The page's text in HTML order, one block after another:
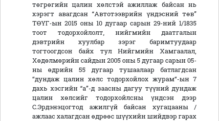
төгрөгийн цалин хөлстэй ажиллаж байсан нь
хэрэгт авагдсан “Автотээврийн үндэсний төв”
ТӨҮГ-ын 2015 оны 10 дугаар сарын 29-ний 1/1835
тоот тодорхойлолт, нийгмийн даатгалын
дэвтрийн хуулбар зэрэг баримтуудаар
тогтоогдсон байх тул Нийгмийн Хамгаалал,
Хөдөлмөрийн сайдын 2005 оны 5 дугаар сарын 05-
ны өдрийн 55 дугаар тушаалаар батлагдсан
“дундаж цалин хөлс тодорхойлох журам“-ын 7
дахь хэсгийн “а”-д заасны дагуу түүний дундаж
цалин хөлсийг тодорхойлсны үндсэн дээр
С.Эрдэнэцогтод ажилгүй байсан хугацааны /
ажлаас халагдсан өдрөөс шүүхийн шийдвэр гарах